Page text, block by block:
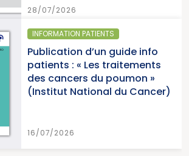
28/07/2026
INFORMATION PATIENTS
Publication d’un guide info
patients : « Les traitements
des cancers du poumon »
(Institut National du Cancer)
16/07/2026